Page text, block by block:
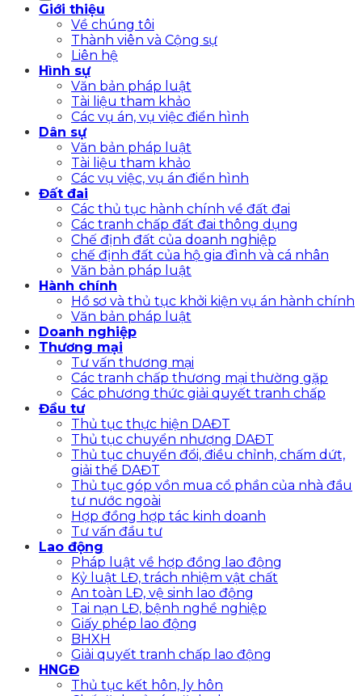
Giới thiệu
Về chúng tôi
Thành viên và Cộng sự
Liên hệ
Hình sự
Văn bản pháp luật
Tài liệu tham khảo
Các vụ án, vụ việc điển hình
Dân sự
Văn bản pháp luật
Tài liệu tham khảo
Các vụ việc, vụ án điển hình
Đất đai
Các thủ tục hành chính về đất đai
Các tranh chấp đất đai thông dụng
Chế định đất của doanh nghiệp
chế định đất của hộ gia đình và cá nhân
Văn bản pháp luật
Hành chính
Hồ sơ và thủ tục khởi kiện vụ án hành chính
Văn bản pháp luật
Doanh nghiệp
Thương mại
Tư vấn thương mại
Các tranh chấp thương mại thường gặp
Các phương thức giải quyết tranh chấp
Đầu tư
Thủ tục thực hiện DAĐT
Thủ tục chuyển nhượng DAĐT
Thủ tục chuyển đổi, điều chỉnh, chấm dứt,
giải thể DAĐT
Thủ tục góp vồn mua cổ phần của nhà đầu
tư nước ngoài
Hợp đồng hợp tác kinh doanh
Tư vấn đầu tư
Lao động
Pháp luật về hợp đồng lao động
Kỷ luật LĐ, trách nhiệm vật chất
An toàn LĐ, vệ sinh lao động
Tai nạn LĐ, bệnh nghề nghiệp
Giấy phép lao động
BHXH
Giải quyết tranh chấp lao động
HNGĐ
Thủ tục kết hôn, ly hôn